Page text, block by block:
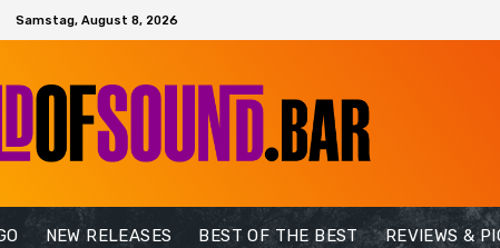
Samstag, August 8, 2026
NEW RELEASES BEST OF THE BEST REVIEWS &